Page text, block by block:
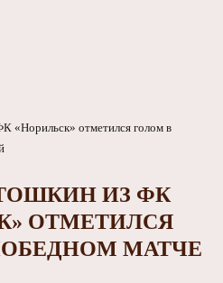
ИЗ ФК
ОТМЕТИЛСЯ
МАТЧЕ